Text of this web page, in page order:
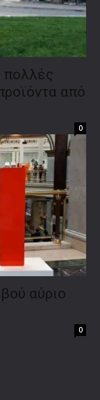
πολλές
από
0
αύριο
0